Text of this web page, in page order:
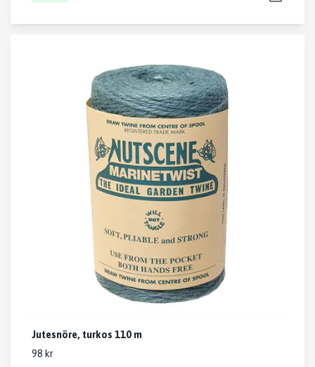
Jutesnöre, turkos 110 m
98 kr